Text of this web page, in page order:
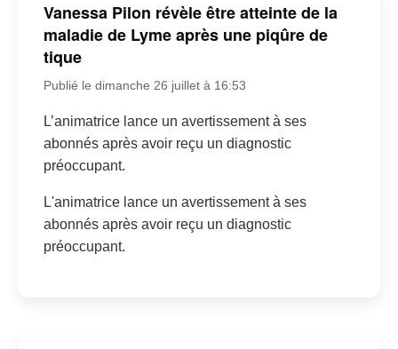
Vanessa Pilon révèle être atteinte de la
maladie de Lyme après une piqûre de
tique
Publié le dimanche 26 juillet à 16:53
L’animatrice lance un avertissement à ses
abonnés après avoir reçu un diagnostic
préoccupant.
L'animatrice lance un avertissement à ses
abonnés après avoir reçu un diagnostic
préoccupant.